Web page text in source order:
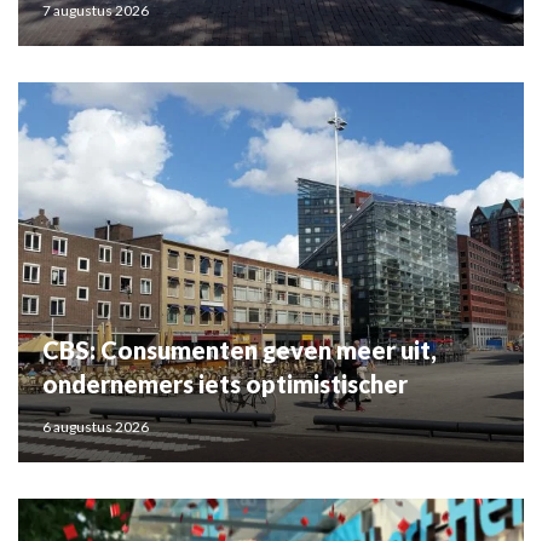
7 augustus 2026
CBS: Consumenten geven meer uit,
ondernemers iets optimistischer
6 augustus 2026